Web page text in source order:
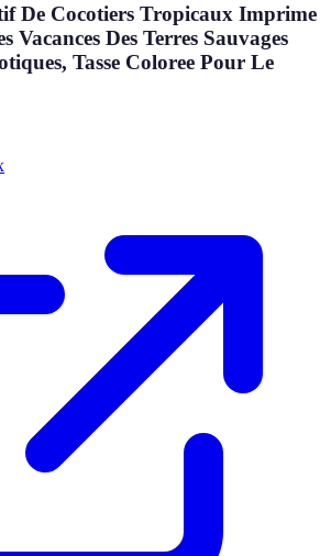
De Cocotiers Tropicaux Imprime
Vacances Des Terres Sauvages
Tasse Coloree Pour Le